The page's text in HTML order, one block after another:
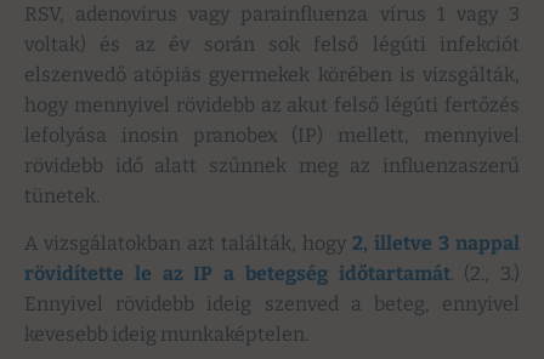
RSV, adenovírus vagy parainfluenza vírus 1 vagy 3
voltak) és az év során sok felső légúti infekciót
elszenvedő atópiás gyermekek körében is vizsgálták,
hogy mennyivel rövidebb az akut felső légúti fertőzés
lefolyása inosin pranobex (IP) mellett, mennyivel
rövidebb idő alatt szűnnek meg az influenzaszerű
tünetek.
A vizsgálatokban azt találták, hogy 2, illetve 3 nappal
rövidítette le az IP a betegség időtartamát. (2., 3.)
Ennyivel rövidebb ideig szenved a beteg, ennyivel
kevesebb ideig munkaképtelen.